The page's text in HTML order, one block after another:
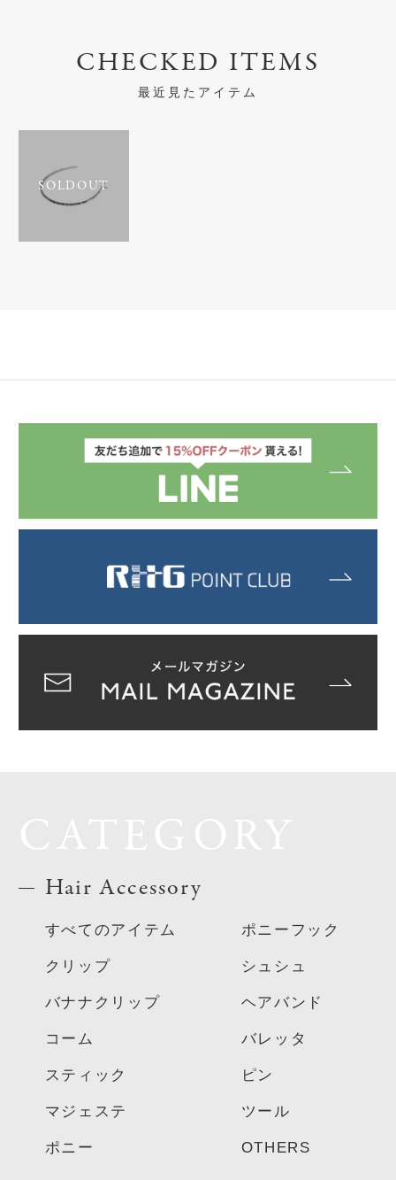
CHECKED ITEMS
最近見たアイテム
SOLDOUT
Hair Accessory
すべてのアイテム
クリップ
バナナクリップ
コーム
スティック
マジェステ
ポニー
ポニーフック
シュシュ
ヘアバンド
バレッタ
ピン
ツール
OTHERS